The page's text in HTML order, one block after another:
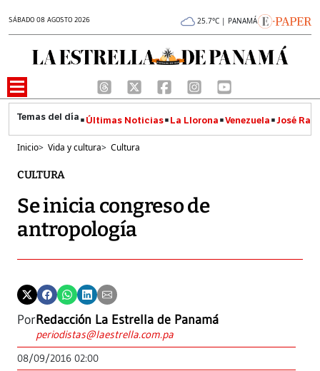
SÁBADO 08 AGOSTO 2026 25.7°C | PANAMÁ
Últimas Noticias La Llorona Venezuela José
Inicio> Vida y cultura> Cultura
CULTURA
Se inicia congreso de
antropología
PorRedacción La Estrella de Panamá
periodistas@laestrella.com.pa
08/09/2016 02:00